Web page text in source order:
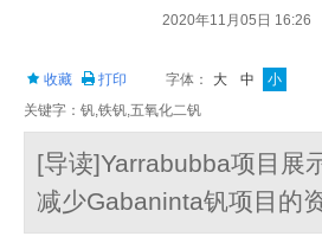
2020年11月05日 16:26
收藏 打印 字体： 大 中
小
关键字：钒,铁钒,五氧化二钒
[导读]Yarrabubba项目展
减少Gabaninta钒项目的